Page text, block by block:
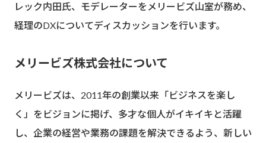
レック内田氏、モデレーターをメリービズ山室が務め、
経理のDXについてディスカッションを行います。
メリービズ株式会社について
メリービズは、2011年の創業以来「ビジネスを楽し
く」をビジョンに掲げ、多才な個人がイキイキと活躍
し、企業の経営や業務の課題を解決できるよう、新しい